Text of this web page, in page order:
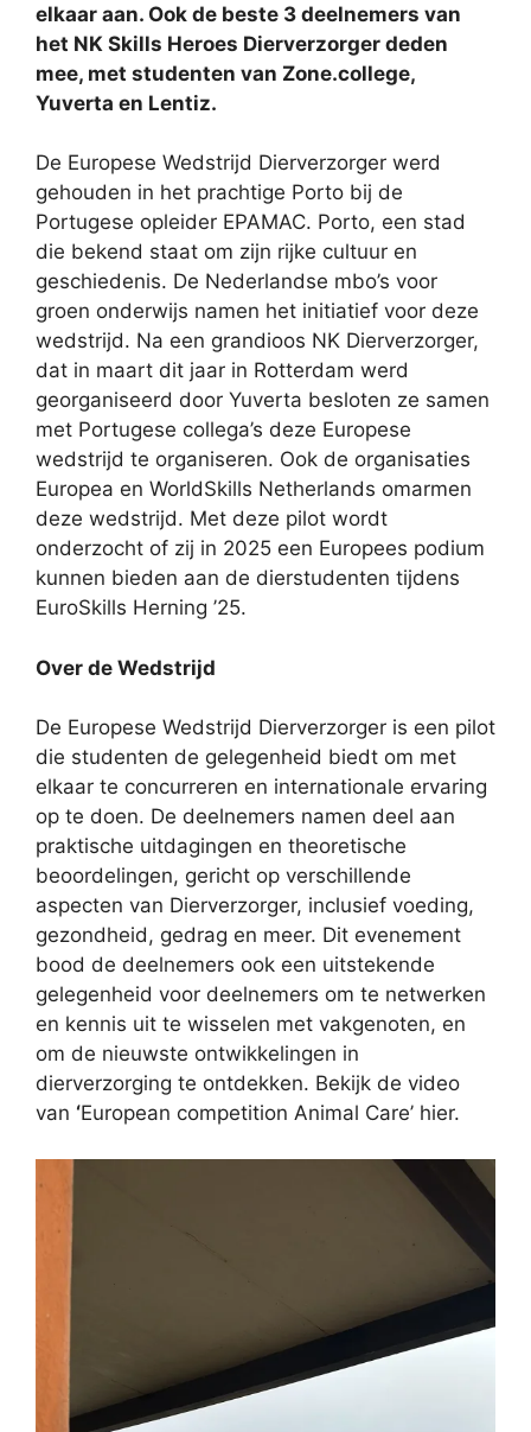
elkaar aan. Ook de beste 3 deelnemers van
het NK Skills Heroes Dierverzorger deden
mee, met studenten van Zone.college,
Yuverta en Lentiz.
De Europese Wedstrijd Dierverzorger werd
gehouden in het prachtige Porto bij de
Portugese opleider EPAMAC. Porto, een stad
die bekend staat om zijn rijke cultuur en
geschiedenis. De Nederlandse mbo’s voor
groen onderwijs namen het initiatief voor deze
wedstrijd. Na een grandioos NK Dierverzorger,
dat in maart dit jaar in Rotterdam werd
georganiseerd door Yuverta besloten ze samen
met Portugese collega’s deze Europese
wedstrijd te organiseren. Ook de organisaties
Europea en WorldSkills Netherlands omarmen
deze wedstrijd. Met deze pilot wordt
onderzocht of zij in 2025 een Europees podium
kunnen bieden aan de dierstudenten tijdens
EuroSkills Herning ’25.
Over de Wedstrijd
De Europese Wedstrijd Dierverzorger is een pilot
die studenten de gelegenheid biedt om met
elkaar te concurreren en internationale ervaring
op te doen. De deelnemers namen deel aan
praktische uitdagingen en theoretische
beoordelingen, gericht op verschillende
aspecten van Dierverzorger, inclusief voeding,
gezondheid, gedrag en meer. Dit evenement
bood de deelnemers ook een uitstekende
gelegenheid voor deelnemers om te netwerken
en kennis uit te wisselen met vakgenoten, en
om de nieuwste ontwikkelingen in
dierverzorging te ontdekken. Bekijk de video
van ‘European competition Animal Care’ hier.